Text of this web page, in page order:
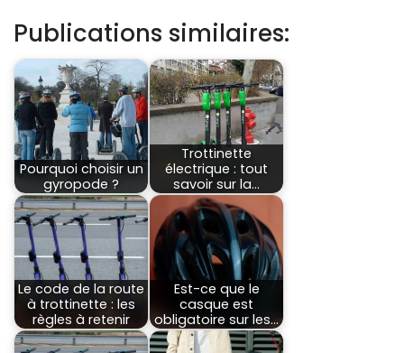
Publications similaires:
Pourquoi choisir un
gyropode ?
Trottinette
électrique : tout
savoir sur la…
Le code de la route
à trottinette : les
règles à retenir
Est-ce que le
casque est
obligatoire sur les…